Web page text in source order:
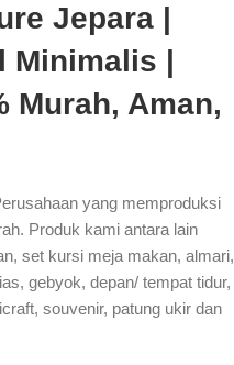
Jepara |
|
Murah, Aman,
yang memproduksi
Produk kami antara lain
set kursi meja makan, almari,
gebyok, depan/ tempat tidur,
souvenir, patung ukir dan